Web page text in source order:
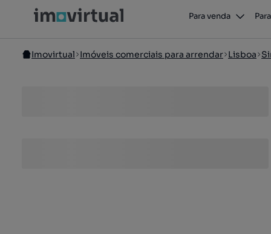
Para venda
Imovirtual Imóveis comerciais para arrendar Lisboa